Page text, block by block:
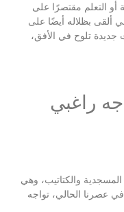
التعلم مقتصرًا على
ألقى بظلاله أيضًا على
جديدة تلوح في الأفق،
راغبي
والكتاتيب، وهي
عصرنا الحالي، تواجه